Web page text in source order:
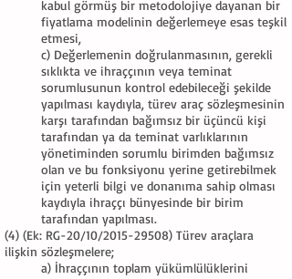
kabul görmüş bir metodolojiye dayanan bir
fiyatlama modelinin değerlemeye esas teşkil
etmesi,
c) Değerlemenin doğrulanmasının, gerekli
sıklıkta ve ihraççının veya teminat
sorumlusunun kontrol edebileceği şekilde
yapılması kaydıyla, türev araç sözleşmesinin
karşı tarafından bağımsız bir üçüncü kişi
tarafından ya da teminat varlıklarının
yönetiminden sorumlu birimden bağımsız
olan ve bu fonksiyonu yerine getirebilmek
için yeterli bilgi ve donanıma sahip olması
kaydıyla ihraççı bünyesinde bir birim
tarafından yapılması.
(4) (Ek: RG-20/10/2015-29508) Türev araçlara
ilişkin sözleşmelere;
a) İhraççının toplam yükümlülüklerini